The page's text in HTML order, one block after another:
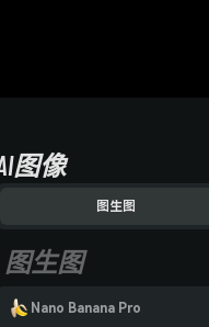
图像
图生图
图生图
Nano Banana Pro